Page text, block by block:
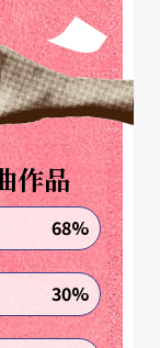
道，并珍惜当
来的《说唱玩
用相声、快
活的日常浮世
「斜坡上的夏
部落的排湾族
万物的生命情
祭歌谣搭配影
的文化底蕴与
作品
68%
30%